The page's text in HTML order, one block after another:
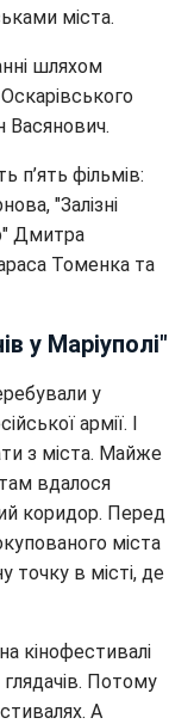
міста.
шляхом
Васянович.
п’ять фільмів:
"Залізні
Дмитра
Томенка та
у Маріуполі"
у
армії. І
з міста. Майже
вдалося
коридор. Перед
міста
точку в місті, де
кінофестивалі
Потому
А